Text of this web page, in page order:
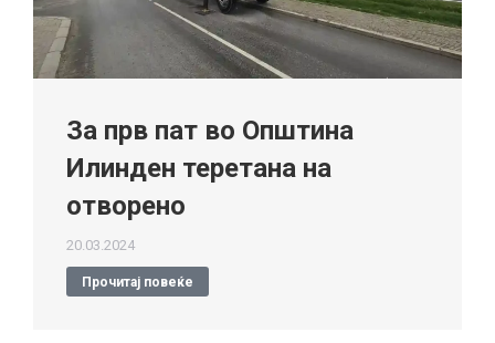
За прв пат во Општина
Илинден теретана на
отворено
20.03.2024
Прочитај повеќе